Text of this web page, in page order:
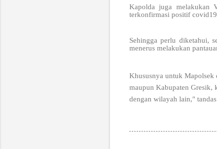
Kapolda juga melakukan
terkonfirmasi positif
Sehingga perlu diketahui,
menerus melakukan
Khususnya untuk Mapolsek
maupun Kabupaten
dengan wilayah lain,"